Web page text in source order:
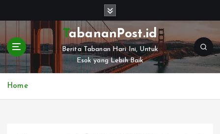
t
c
TabananPost.id
Berita Tabanan Hari Ini, Untuk
Esok yang Lebih Baik
Home